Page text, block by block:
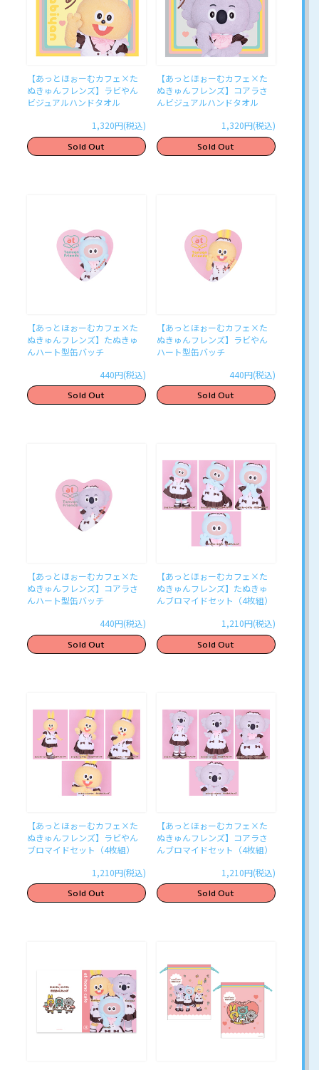
【あっとほぉーむカフェ×た
ぬきゅんフレンズ】ラビやん
ビジュアルハンドタオル
1,320円(税込)
Sold Out
【あっとほぉーむカフェ×た
ぬきゅんフレンズ】コアラさ
んビジュアルハンドタオル
1,320円(税込)
Sold Out
【あっとほぉーむカフェ×た
ぬきゅんフレンズ】たぬきゅ
んハート型缶バッチ
440円(税込)
Sold Out
【あっとほぉーむカフェ×た
ぬきゅんフレンズ】ラビやん
ハート型缶バッチ
440円(税込)
Sold Out
【あっとほぉーむカフェ×た
ぬきゅんフレンズ】コアラさ
んハート型缶バッチ
440円(税込)
Sold Out
【あっとほぉーむカフェ×た
ぬきゅんフレンズ】たぬきゅ
んブロマイドセット（4枚組）
1,210円(税込)
Sold Out
【あっとほぉーむカフェ×た
ぬきゅんフレンズ】ラビやん
ブロマイドセット（4枚組）
1,210円(税込)
Sold Out
【あっとほぉーむカフェ×た
ぬきゅんフレンズ】コアラさ
んブロマイドセット（4枚組）
1,210円(税込)
Sold Out